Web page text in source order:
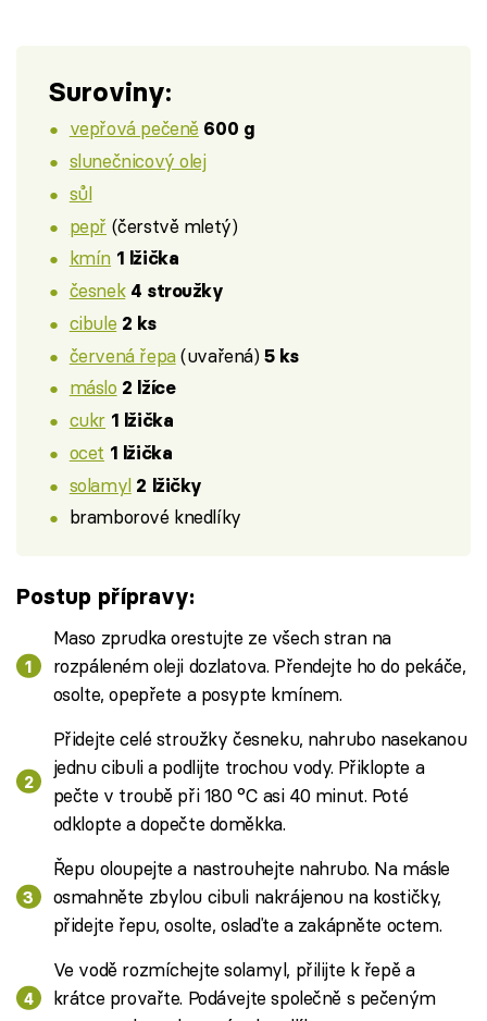
Suroviny:
vepřová pečeně 600 g
slunečnicový olej
sůl
pepř (čerstvě mletý)
kmín 1 lžička
česnek 4 stroužky
cibule 2 ks
červená řepa(uvařená)5 ks
máslo 2 lžíce
cukr 1 lžička
ocet 1 lžička
solamyl 2 lžičky
bramborové knedlíky
Postup přípravy:
Maso zprudka orestujte ze všech stran na
rozpáleném oleji dozlatova. Přendejte ho do pekáče,
osolte, opepřete a posypte kmínem.
Přidejte celé stroužky česneku, nahrubo nasekanou
jednu cibuli a podlijte trochou vody. Přiklopte a
pečte v troubě při 180 °C asi 40 minut. Poté
odklopte a dopečte doměkka.
Řepu oloupejte a nastrouhejte nahrubo. Na másle
osmahněte zbylou cibuli nakrájenou na kostičky,
přidejte řepu, osolte, oslaďte a zakápněte octem.
Ve vodě rozmíchejte solamyl, přilijte k řepě a
krátce provařte. Podávejte společně s pečeným